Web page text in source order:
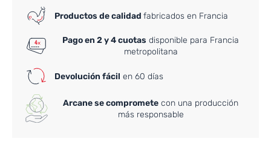
Productos de calidad fabricados en Francia
Pago en 2 y 4 cuotas disponible para Francia
metropolitana
Devolución fácil en 60 días
Arcane se compromete con una producción
más responsable